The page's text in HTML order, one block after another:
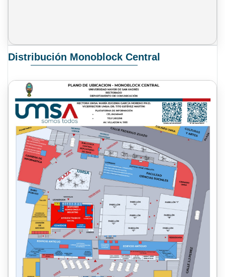
Distribución Monoblock Central